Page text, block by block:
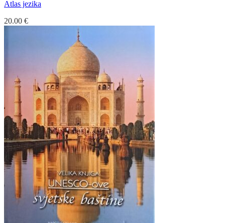
Atlas jezika
20.00 €